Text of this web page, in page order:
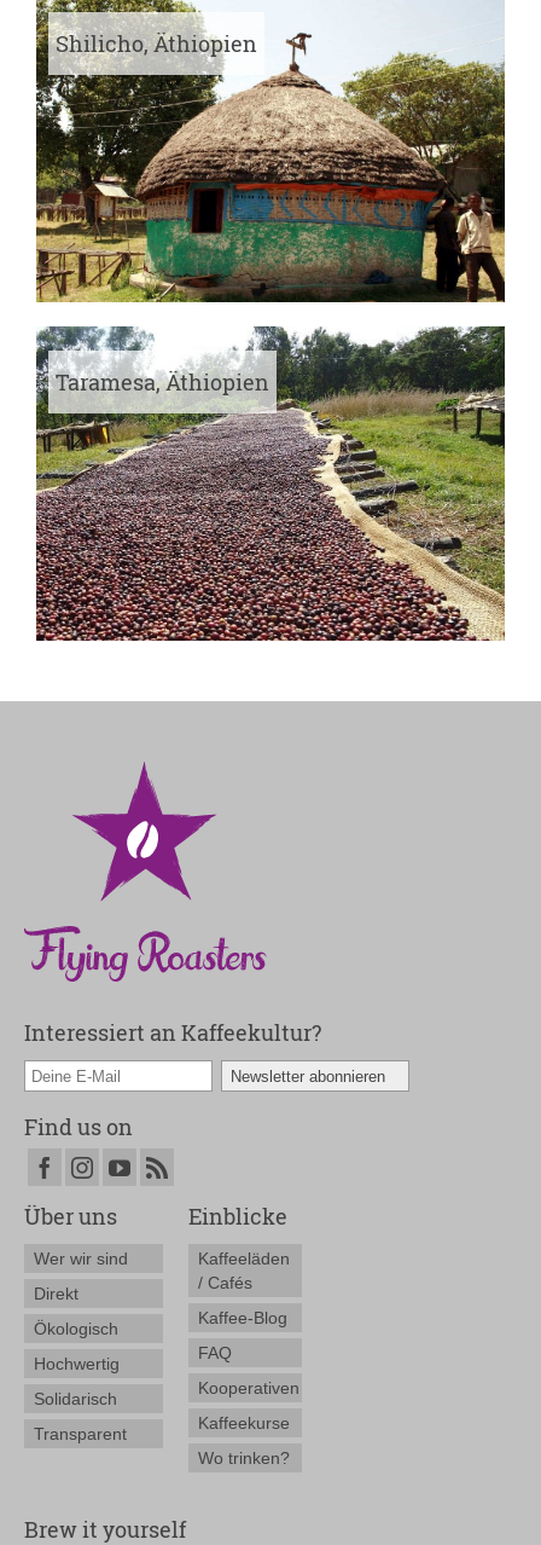
Shilicho, Äthiopien
Taramesa, Äthiopien
Interessiert an Kaffeekultur?
Find us on
Über uns
Wer wir sind
Direkt
Ökologisch
Hochwertig
Solidarisch
Transparent
Einblicke
Kaffeeläden
/ Cafés
Kaffee-Blog
FAQ
Kooperativen
Kaffeekurse
Wo trinken?
Brew it yourself